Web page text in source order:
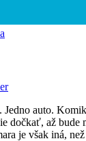
Jedno auto.
dočkať, až bude
je však iná,